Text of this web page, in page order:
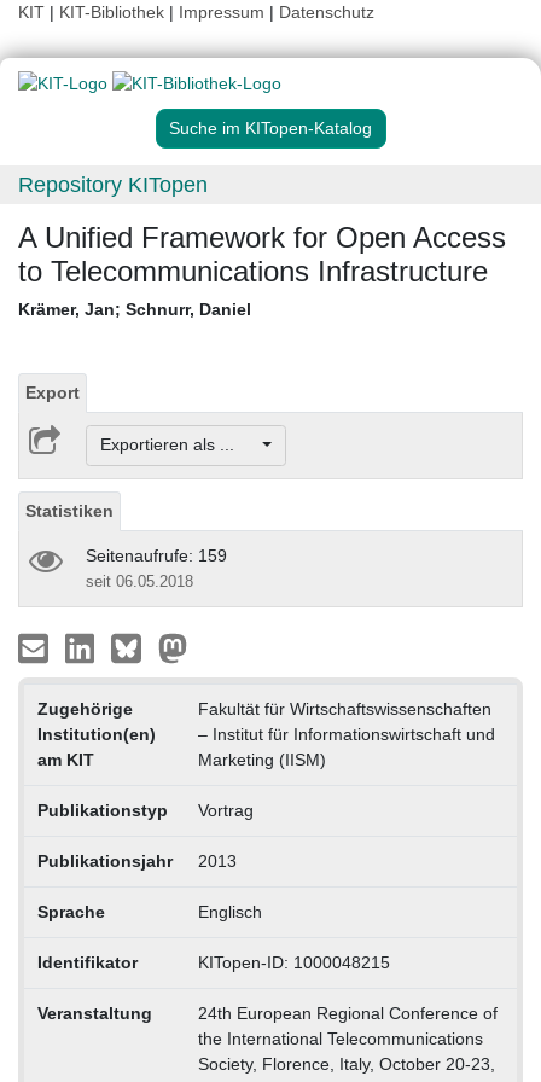
KIT | KIT-Bibliothek | Impressum | Datenschutz
Suche im KITopen-Katalog
Repository KITopen
A Unified Framework for Open Access
to Telecommunications Infrastructure
Krämer, Jan; Schnurr, Daniel
Export
Exportieren als ...
Statistiken
Seitenaufrufe: 159
seit 06.05.2018
Zugehörige
Institution(en)
am KIT
Fakultät für Wirtschaftswissenschaften
– Institut für Informationswirtschaft und
Marketing (IISM)
Publikationstyp Vortrag
Publikationsjahr 2013
Sprache Englisch
Identifikator KITopen-ID: 1000048215
Veranstaltung
24th European Regional Conference of
the International Telecommunications
Society, Florence, Italy, October 20-23,